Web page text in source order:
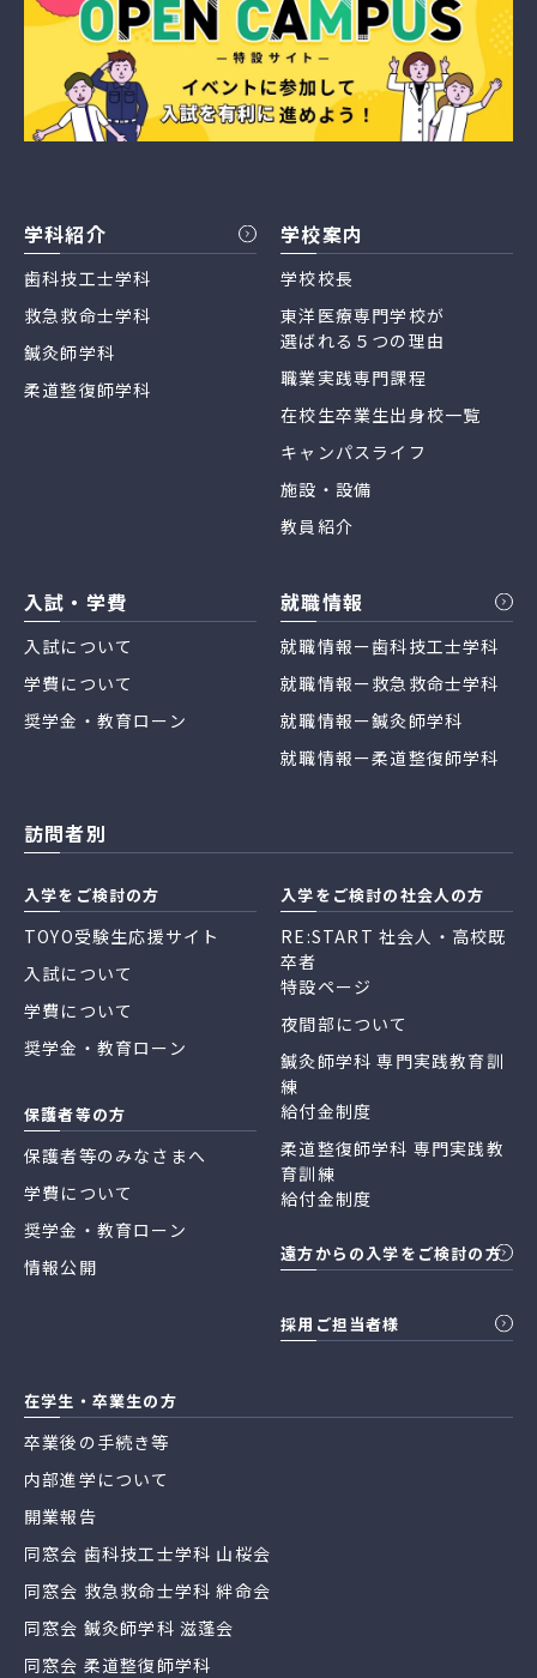
学科紹介
歯科技工士学科
救急救命士学科
鍼灸師学科
柔道整復師学科
学校案内
学校校長
東洋医療専門学校が
選ばれる５つの理由
職業実践専門課程
在校生卒業生出身校一覧
キャンパスライフ
施設・設備
教員紹介
入試・学費
入試について
学費について
奨学金・教育ローン
就職情報
就職情報ー歯科技工士学科
就職情報ー救急救命士学科
就職情報ー鍼灸師学科
就職情報ー柔道整復師学科
訪問者別
入学をご検討の方
TOYO受験生応援サイト
入試について
学費について
奨学金・教育ローン
保護者等の方
保護者等のみなさまへ
学費について
奨学金・教育ローン
情報公開
入学をご検討の社会人の方
RE:START 社会人・高校既
卒者
特設ページ
夜間部について
鍼灸師学科 専門実践教育訓
練
給付金制度
柔道整復師学科 専門実践教
育訓練
給付金制度
遠方からの入学をご検討の方
採用ご担当者様
在学生・卒業生の方
卒業後の手続き等
内部進学について
開業報告
同窓会 歯科技工士学科 山桜会
同窓会 救急救命士学科 絆命会
同窓会 鍼灸師学科 滋蓬会
同窓会 柔道整復師学科